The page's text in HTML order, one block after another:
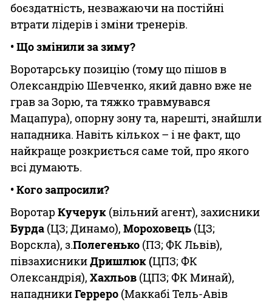
боєздатність, незважаючи на постійні
втрати лідерів і зміни тренерів.
• Що змінили за зиму?
Воротарську позицію (тому що пішов в
Олександрію Шевченко, який давно вже не
грав за Зорю, та тяжко травмувався
Мацапура), опорну зону та, нарешті, знайшли
нападника. Навіть кількох – і не факт, що
найкраще розкриється саме той, про якого
всі думають.
• Кого запросили?
Воротар Кучерук (вільний агент), захисники
Бурда (ЦЗ; Динамо), Мороховець (ЦЗ;
Ворскла), з.Полегенько (ПЗ; ФК Львів),
півзахисникиДришлюк (ЦПЗ; ФК
Олександрія), Хахльов (ЦПЗ; ФК Минай),
нападникиГерреро (Маккабі Тель-Авів